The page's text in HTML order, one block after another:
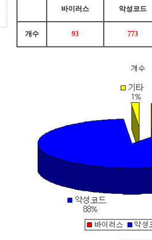
바이러스 악성코드
개수 93 773